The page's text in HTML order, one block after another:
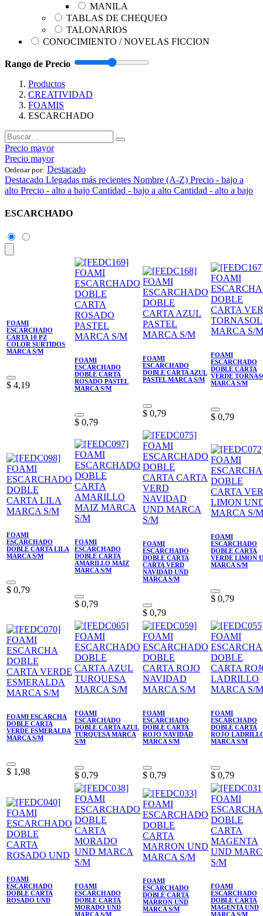
MANILA
TABLAS DE CHEQUEO
TALONARIOS
CONOCIMIENTO / NOVELAS FICCION
Rango de Precio
Productos
CREATIVIDAD
FOAMIS
ESCARCHADO
Precio mayor
Precio mayor
Ordenar por: Destacado
Destacado Llegadas más recientes Nombre (A-Z) Precio - bajo a
alto Precio - alto a bajo Cantidad - bajo a alto Cantidad - alto a bajo
ESCARCHADO
FOAMI
ESCARCHADO
CARTA 10 PZ
COLOR SURTIDOS
MARCA S/M
$ 4,19
FOAMI
ESCARCHADO
DOBLE CARTA
ROSADO PASTEL
MARCA S/M
$ 0,79
FOAMI
ESCARCHADO
DOBLE CARTA AZUL
PASTEL MARCA S/M
$ 0,79
FOAMI
ESCARCHADO
DOBLE CARTA
VERDE
MARCA S/M
$ 0,79
FOAMI
ESCARCHADO
DOBLE CARTA LILA
MARCA S/M
$ 0,79
FOAMI
ESCARCHADO
DOBLE CARTA
AMARILLO MAIZ
MARCA S/M
$ 0,79
FOAMI
ESCARCHADO
DOBLE CARTA
CARTA VERD
NAVIDAD UND
MARCA S/M
$ 0,79
FOAMI
ESCARCHADO
DOBLE CARTA
VERDE LIMON
MARCA S/M
$ 0,79
FOAMI ESCARCHA
DOBLE CARTA
VERDE ESMERALDA
MARCA S/M
$ 1,98
FOAMI
ESCARCHADO
DOBLE CARTA AZUL
TURQUESA MARCA
S/M
$ 0,79
FOAMI
ESCARCHADO
DOBLE CARTA
ROJO NAVIDAD
MARCA S/M
$ 0,79
FOAMI
ESCARCHADO
DOBLE CARTA
ROJO
MARCA S/M
$ 0,79
FOAMI
ESCARCHADO
DOBLE CARTA
ROSADO UND
FOAMI
ESCARCHADO
DOBLE CARTA
MORADO UND
MARCA S/M
FOAMI
ESCARCHADO
DOBLE CARTA
MARRON UND
MARCA S/M
FOAMI
ESCARCHADO
DOBLE CARTA
MAGENTA UND
MARCA S/M